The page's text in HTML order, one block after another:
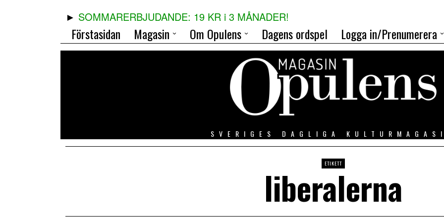
SOMMARERBJUDANDE: 19 KR i 3 MÅNADER!
Förstasidan Magasin Om Opulens Dagens ordspel Logga in/Prenumerera
SVERIGES DAGLIGA
ETIKETT
liberalerna